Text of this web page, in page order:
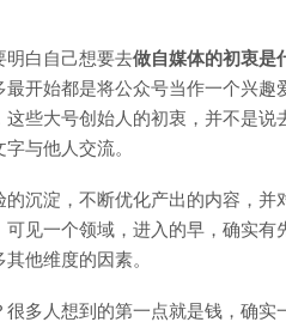
明白自己想要去做自媒体的初衷是
开始都是将公众号当作一个兴
些大号创始人的初衷，并不是
与他人交流。
沉淀，不断优化产出的内容，
见一个领域，进入的早，确实
他维度的因素。
很多人想到的第一点就是钱，确